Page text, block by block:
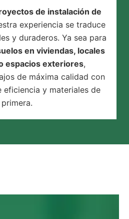
de instalación de
experiencia se traduce
y duraderos. Ya sea para
en viviendas, locales
espacios exteriores,
de máxima calidad con
y materiales de
primera.